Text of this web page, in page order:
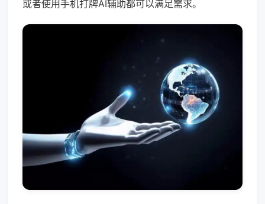
或者使用手机打牌AI辅助都可以满足需求。